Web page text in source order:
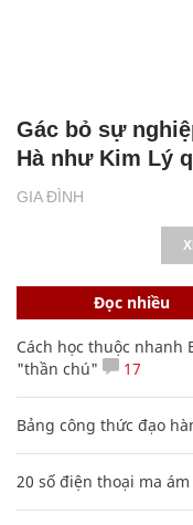
GIA ĐÌNH
Gác bỏ sự
Hà như Kim Lý
Đọc nhiều
Cách học thuộc
"thần chú"
17
Bảng công thức đạo
20 số điện thoại ma